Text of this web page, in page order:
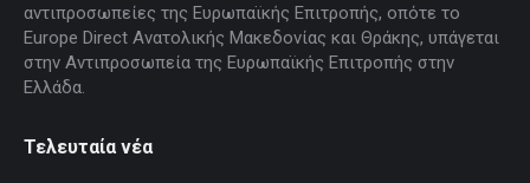
αντιπροσωπείες της Ευρωπαϊκής Επιτροπής, οπότε το
Europe Direct Ανατολικής Μακεδονίας και Θράκης, υπάγεται
στην Αντιπροσωπεία της Ευρωπαϊκής Επιτροπής στην
Ελλάδα.
Τελευταία νέα